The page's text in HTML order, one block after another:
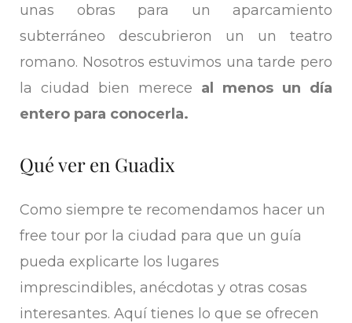
unas obras para un aparcamiento
subterráneo descubrieron un un teatro
romano. Nosotros estuvimos una tarde pero
la ciudad bien merece al menos un día
entero para conocerla.
Qué ver en Guadix
Como siempre te recomendamos hacer un
free tour por la ciudad para que un guía
pueda explicarte los lugares
imprescindibles, anécdotas y otras cosas
interesantes. Aquí tienes lo que se ofrecen